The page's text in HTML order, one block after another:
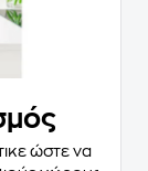
ώστε να